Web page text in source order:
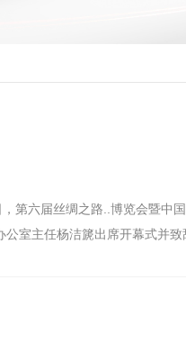
第六届丝绸之路..博览会暨中
室主任杨洁篪出席开幕式并